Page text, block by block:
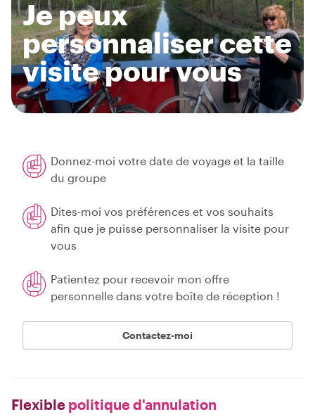
Je peux
personnaliser cette
visite pour vous
Donnez-moi votre date de voyage et la taille
du groupe
Dites-moi vos préférences et vos souhaits
afin que je puisse personnaliser la visite pour
vous
Patientez pour recevoir mon offre
personnelle dans votre boîte de réception !
Contactez-moi
Flexible politique d'annulation